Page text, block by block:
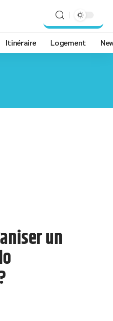
Itinéraire Logement
un